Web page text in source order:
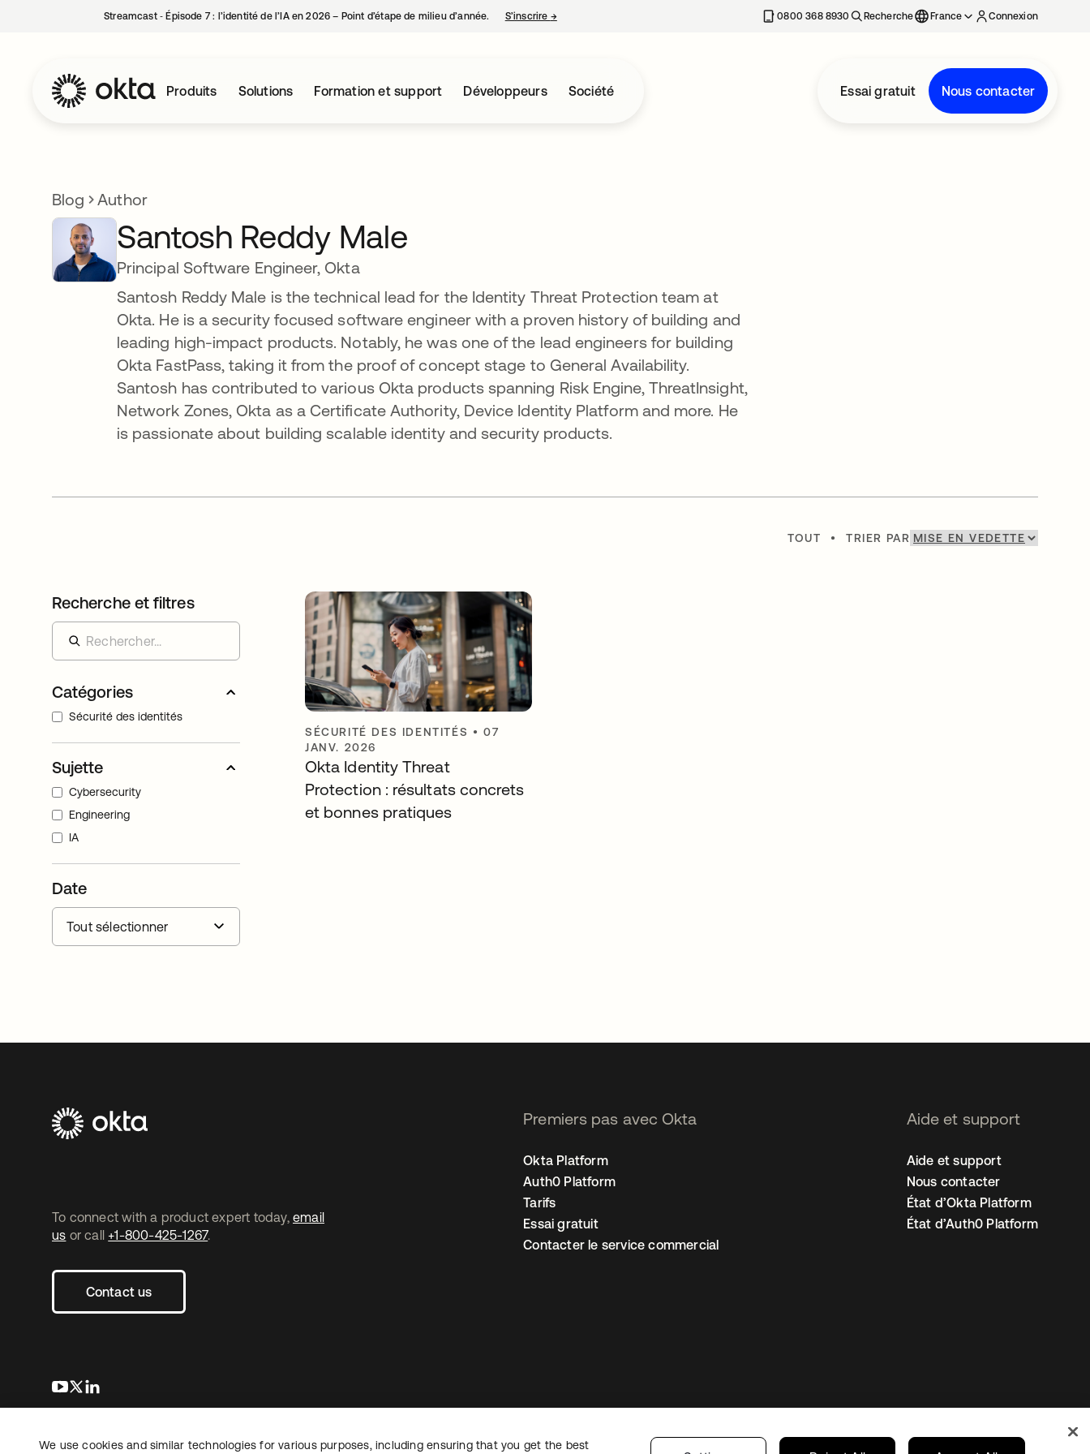
Streamcast ‑ Épisode 7 : l’identité de l’IA en 2026 – Point d’étape de milieu d’année. S’inscrire →s’ouvre dans un nouvel onglet 0800 368 8930 Recherche France Connexion
Produits Solutions Formation et support Développeurs Société Essai gratuit Nous contacter
Blog Author
Santosh Reddy Male
Principal Software Engineer, Okta
Santosh Reddy Male is the technical lead for the Identity Threat Protection team at
Okta. He is a security focused software engineer with a proven history of building and
leading high-impact products. Notably, he was one of the lead engineers for building
Okta FastPass, taking it from the proof of concept stage to General Availability.
Santosh has contributed to various Okta products spanning Risk Engine, ThreatInsight,
Network Zones, Okta as a Certificate Authority, Device Identity Platform and more. He
is passionate about building scalable identity and security products.
TOUT • TRIER PAR
Recherche et filtres
Catégories
Sécurité des identités
Sujette
Cybersecurity
Engineering
IA
Date
SÉCURITÉ DES IDENTITÉS •07
JANV. 2026
Okta Identity Threat
Protection : résultats concrets
et bonnes pratiques
To connect with a product expert today, email
us or call +1-800-425-1267.
Contact us
s’ouvre dans un nouvel onglet
s’ouvre dans un nouvel onglet
Premiers pas avec Okta
Okta Platform
Auth0 Platform
Tarifs
Essai gratuit
Contacter le service commercial
Aide et support
Aide et support
Nous contacter
État d’Okta Platform
État d’Auth0 Platform
JuridiquePolitique de confidentialitéConditions d’utilisation du site Plan du site Paramètres des cookies France
Copyright © 2026 Okta. Tous droits
We use cookies and similar technologies for various purposes, including ensuring that you get the best